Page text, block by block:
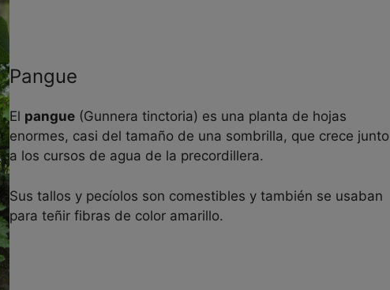
Pangue
El pangue(Gunnera tinctoria) es una planta de hojas
enormes, casi del tamaño de una sombrilla, que crece junto
a los cursos de agua de la precordillera.
Sus tallos y pecíolos son comestibles y también se usaban
para teñir fibras de color amarillo.